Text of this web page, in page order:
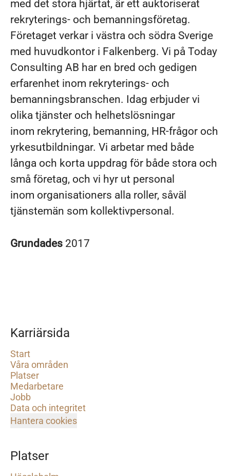
med det stora hjärtat, är ett auktoriserat
rekryterings- och bemanningsföretag.
Företaget verkar i västra och södra Sverige
med huvudkontor i Falkenberg. Vi på Today
Consulting AB har en bred och gedigen
erfarenhet inom rekryterings- och
bemanningsbranschen. Idag erbjuder vi
olika tjänster och helhetslösningar
inom rekrytering, bemanning, HR-frågor och
yrkesutbildningar. Vi arbetar med både
långa och korta uppdrag för både stora och
små företag, och vi hyr ut personal
inom organisationers alla roller, såväl
tjänstemän som kollektivpersonal.
Grundades 2017
Karriärsida
Start
Våra områden
Platser
Medarbetare
Jobb
Data och integritet
Hantera cookies
Platser